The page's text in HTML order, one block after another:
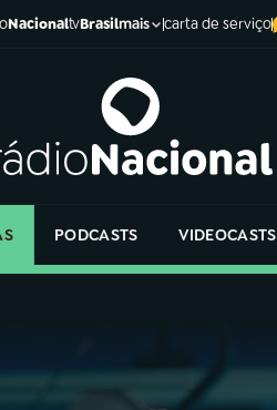
NacionaltvBrasilmais carta de serviço
PODCASTS VIDEOCASTS